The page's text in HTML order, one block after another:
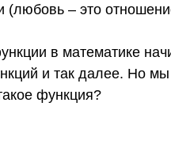
(любовь – это
в математике
и так далее. Но
функция?